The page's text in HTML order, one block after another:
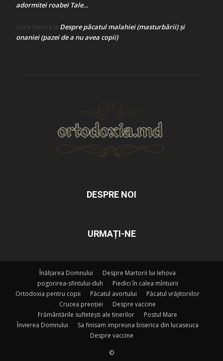
adormitei roabei Tale…
Crina Marina la Despre păcatul malahiei (masturbării) şi
onaniei (pazei de a nu avea copii)
DESPRE NOI
URMAȚI-NE
Înălțarea Domnului
Despre Martorii lui Iehova
pogorirea-sfintului-duh
Piedici în calea mîntuirii
Ortodoxia pentru copii
Păcatul avortului
Păcatul vrăjitoriilor
Crucea preoției
Despre vaccine
Frământările sufletești ale tinerilor
Postul Mare
Învierea Domnului
Sa finisam impreuna biserica din lucaseuca
Despre vaccine
©